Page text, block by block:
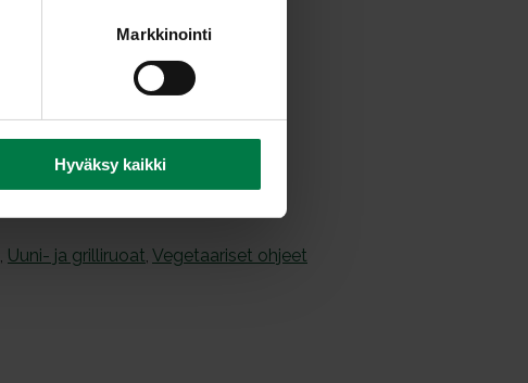
Markkinointi
Hyväksy kaikki
, Uuni- ja grilliruoat, Vegetaariset ohjeet